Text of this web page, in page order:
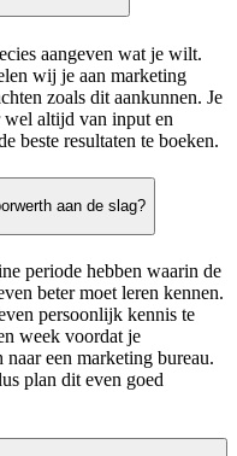
aangeven wat je wilt.
wij je aan marketing
zoals dit aankunnen. Je
altijd van input en
beste resultaten te boeken.
aan de slag?
periode hebben waarin de
beter moet leren kennen.
persoonlijk kennis te
week voordat je
een marketing bureau.
plan dit even goed